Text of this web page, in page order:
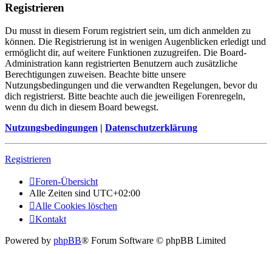
Registrieren
Du musst in diesem Forum registriert sein, um dich anmelden zu
können. Die Registrierung ist in wenigen Augenblicken erledigt und
ermöglicht dir, auf weitere Funktionen zuzugreifen. Die Board-
Administration kann registrierten Benutzern auch zusätzliche
Berechtigungen zuweisen. Beachte bitte unsere
Nutzungsbedingungen und die verwandten Regelungen, bevor du
dich registrierst. Bitte beachte auch die jeweiligen Forenregeln,
wenn du dich in diesem Board bewegst.
Nutzungsbedingungen | Datenschutzerklärung
Registrieren
Foren-Übersicht
Alle Zeiten sind UTC+02:00
Alle Cookies löschen
Kontakt
Powered by phpBB® Forum Software © phpBB Limited